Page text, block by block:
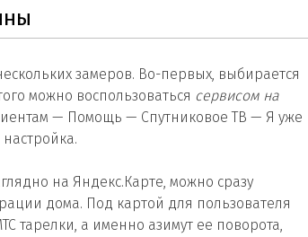
замеров. Во-первых, выбирается
можно воспользоваться сервисом на
— Помощь — Спутниковое ТВ — Я уже
на Яндекс.Карте, можно сразу
дома. Под картой для пользователя
тарелки, а именно азимут ее поворота,